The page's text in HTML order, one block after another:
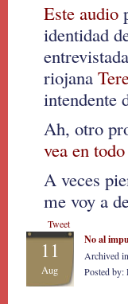
Este audio
identidad
riojana
intendente
Ah, otro
vea en
A veces
me voy a
Tweet
11
Aug
No al
Archived
Posted by: